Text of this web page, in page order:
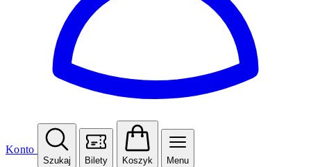
Konto
Szukaj Bilety Koszyk Menu